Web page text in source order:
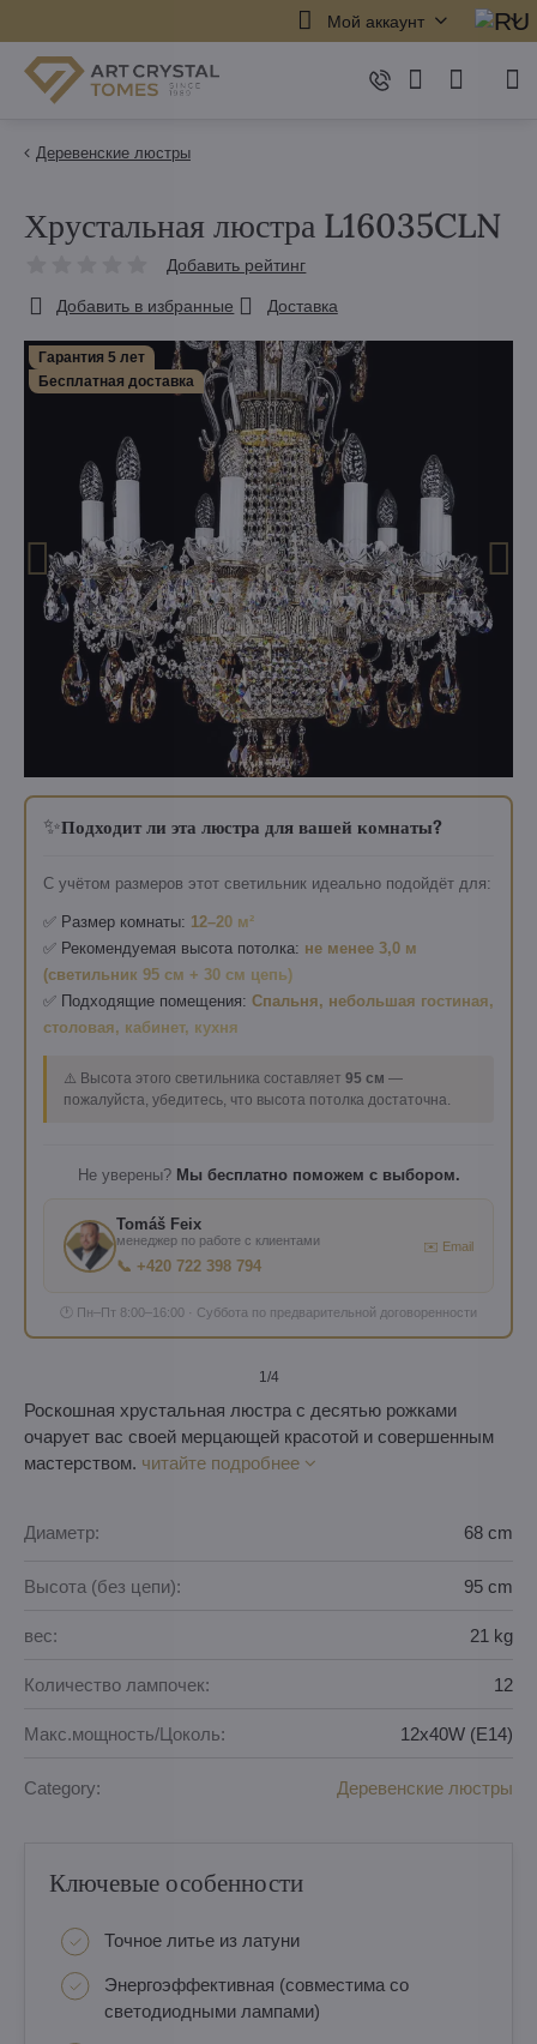
Мой аккаунт
Деревенские люстры
Гарантия 5 лет
Бесплатная доставка
✨Подходит ли эта люстра для вашей комнаты?
С учётом размеров этот светильник идеально подойдёт для:
✅ Размер комнаты: 12–20 м²
✅ Рекомендуемая высота потолка: не менее 3,0 м
(светильник 95 см + 30 см цепь)
✅ Подходящие помещения: Спальня, небольшая гостиная,
столовая, кабинет, кухня
⚠️ Высота этого светильника составляет 95 см —
пожалуйста, убедитесь, что высота потолка достаточна.
Не уверены? Мы бесплатно поможем с выбором.
Tomáš Feix
менеджер по работе с клиентами
📞 +420 722 398 794
✉️ Email
🕐 Пн–Пт 8:00–16:00 · Суббота по предварительной договоренности
1/4
Хрустальная люстра L16035CLN
Добавить рейтинг
Добавить в избранные Доставка
Роскошная хрустальная люстра с десятью рожками
очарует вас своей мерцающей красотой и совершенным
мастерством. читайте подробнее
Диаметр: 68 cm
Высота (без цепи): 95 cm
вес: 21 kg
Количество лампочек: 12
Макс.мощность/Цоколь: 12x40W (E14)
Category: Деревенские люстры
Ключевые особенности
Точное литье из латуни
Энергоэффективная (совместима со
светодиодными лампами)